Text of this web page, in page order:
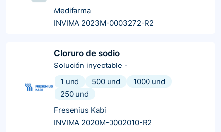
Medifarma
INVIMA 2023M-0003272-R2
Cloruro de sodio
Solución inyectable -
1 und
500 und
1000 und
250 und
Fresenius Kabi
INVIMA 2020M-0002010-R2